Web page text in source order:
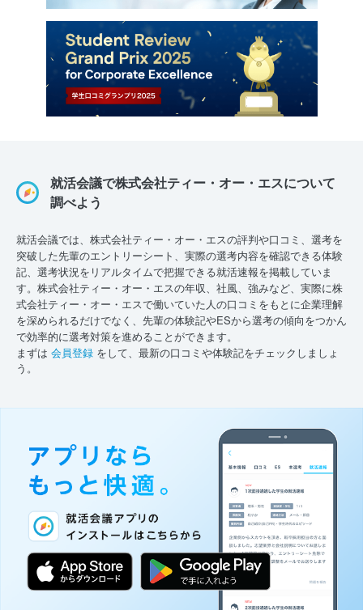
就活会議で株式会社ティー・オー・エスについて
調べよう
就活会議では、株式会社ティー・オー・エスの評判や口コミ、選考を
突破した先輩のエントリーシート、実際の選考内容を確認できる体験
記、選考状況をリアルタイムで把握できる就活速報を掲載していま
す。株式会社ティー・オー・エスの年収、社風、強みなど、実際に株
式会社ティー・オー・エスで働いていた人の口コミをもとに企業理解
を深められるだけでなく、先輩の体験記やESから選考の傾向をつかん
で効率的に選考対策を進めることができます。
まずは 会員登録 をして、最新の口コミや体験記をチェックしましょ
う。